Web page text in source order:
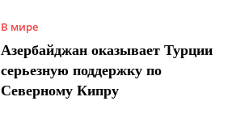
В мире
Азербайджан оказывает Турции
серьезную поддержку по
Северному Кипру